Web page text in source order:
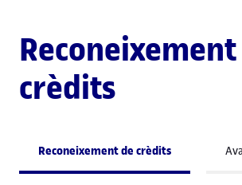
crèdits
Reconeixement de crèdits